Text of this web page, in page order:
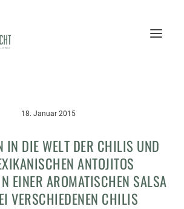
18. Januar 2015
IN DIE WELT DER CHILIS UND
ANTOJITOS
EINER AROMATISCHEN SALSA
VERSCHIEDENEN CHILIS